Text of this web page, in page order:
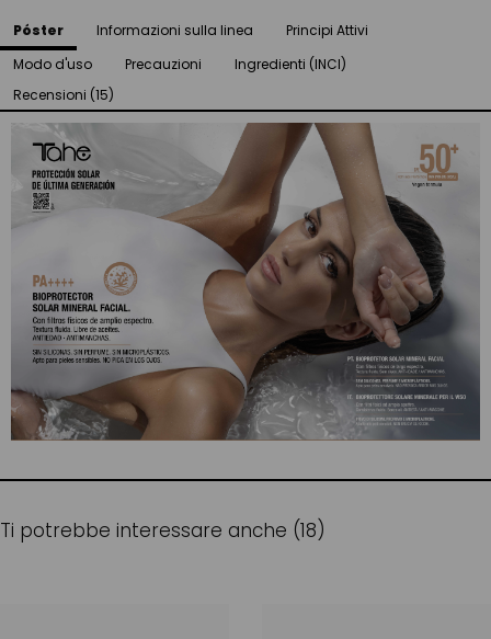
Póster Informazioni sulla linea
Principi Attivi
Modo d'uso
Precauzioni
Ingredienti (INCI)
Recensioni (15)
Ti potrebbe interessare anche (18)